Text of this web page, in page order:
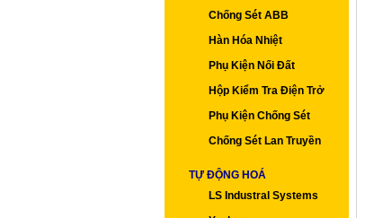
Chống Sét ABB
Hàn Hóa Nhiệt
Phụ Kiện Nối Đất
Hộp Kiểm Tra Điện Trở
Phụ Kiện Chống Sét
Chống Sét Lan Truyền
TỰ ĐỘNG HOÁ
LS Industral Systems